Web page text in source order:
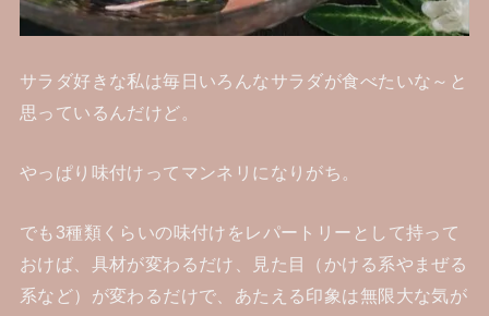
サラダ好きな私は毎日いろんなサラダが食べたいな～と
思っているんだけど。
やっぱり味付けってマンネリになりがち。
でも3種類くらいの味付けをレパートリーとして持って
おけば、具材が変わるだけ、見た目（かける系やまぜる
系など）が変わるだけで、あたえる印象は無限大な気が